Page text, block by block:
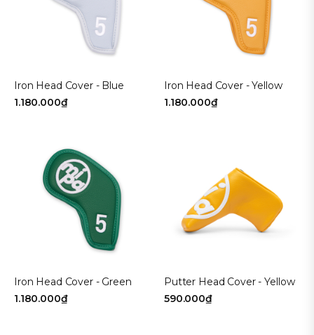
85
Loại sản phẩm
Iron Head Cover - Blue
1.180.000₫
Iron Head Cover - Yellow
1.180.000₫
Iron Head Cover - Green
1.180.000₫
Putter Head Cover - Yellow
590.000₫